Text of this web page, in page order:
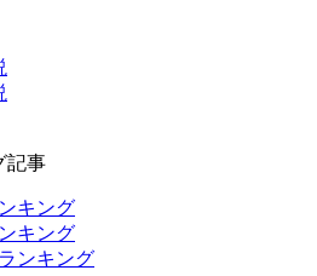
記事
キング
キング
ンキング